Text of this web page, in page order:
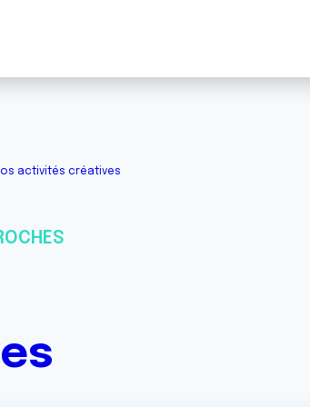
activités créatives